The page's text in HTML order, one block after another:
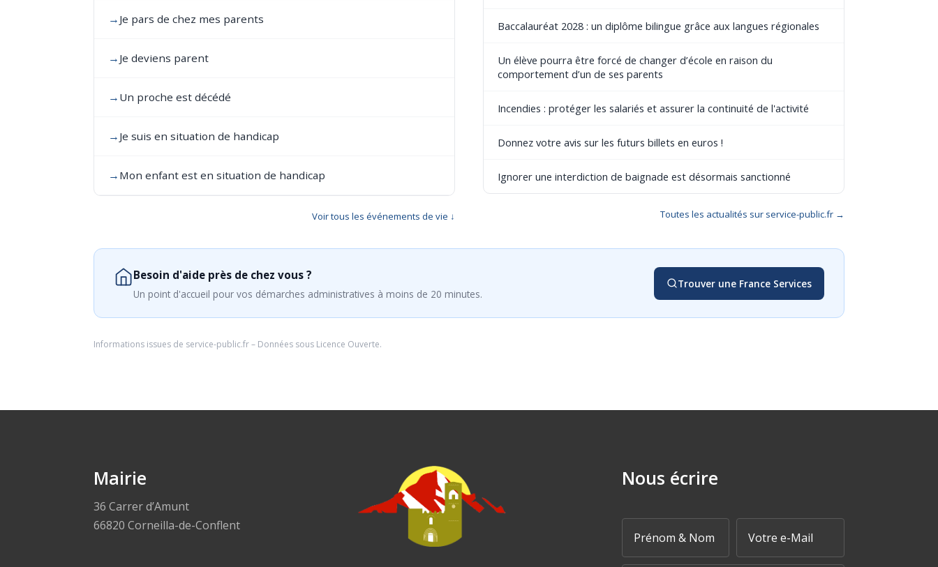
→ Je pars de chez mes parents
→ Je deviens parent
→ Un proche est décédé
→ Je suis en situation de handicap
→ Mon enfant est en situation de handicap
Voir tous les événements de vie ↓
Baccalauréat 2028 : un diplôme bilingue grâce aux langues régionales
Un élève pourra être forcé de changer d’école en raison du
comportement d’un de ses parents
Incendies : protéger les salariés et assurer la continuité de l'activité
Donnez votre avis sur les futurs billets en euros !
Ignorer une interdiction de baignade est désormais sanctionné
Toutes les actualités sur service-public.fr →
Besoin d'aide près de chez vous ?
Un point d'accueil pour vos démarches administratives à moins de 20 minutes.
Trouver une France Services
Informations issues de service-public.fr– Données sous Licence Ouverte.
Mairie
36 Carrer d’Amunt
66820 Corneilla-de-Conflent
Nous écrire